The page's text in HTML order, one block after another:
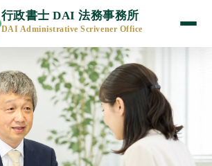
行政書士 DAI 法務事務所
DAI Administrative Scrivener Office